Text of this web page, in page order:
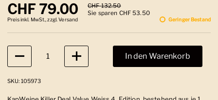
Regulärer Preis
CHF 79.00 Sale-Preis
CHF 132.50
Sie sparen CHF 53.50
Preis inkl. MwSt., zzgl. Versand Geringer Bestand
Anzahl
In den Warenkorb
SKU: 105973